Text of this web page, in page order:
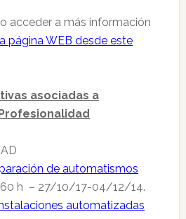
acceder a más información
página WEB desde este
asociadas a
de automatismos
h – 27/10/17-04/12/14.
automatizadas